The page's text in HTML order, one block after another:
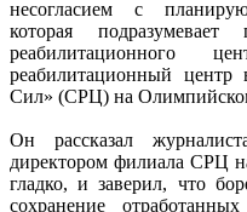
несогласием с
которая подразумевает
реабилитационного
реабилитационный
Сил» (СРЦ) на
Он рассказал
директором филиала СРЦ
гладко, и заверил, что
сохранение